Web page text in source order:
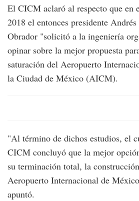
El CICM aclaró al respecto que en
2018 el entonces presidente
Obrador "solicitó a la ingeniería
opinar sobre la mejor propuesta
saturación del Aeropuerto
la Ciudad de México (AICM).
"Al término de dichos estudios, el
CICM concluyó que la mejor
su terminación total, la
Aeropuerto Internacional de
apuntó.